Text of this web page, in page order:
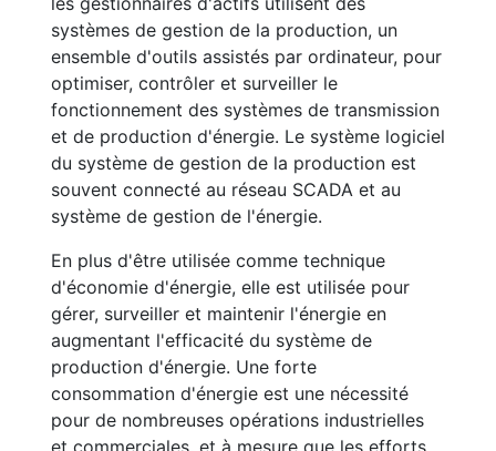
systèmes de gestion de la production, un
ensemble d'outils assistés par ordinateur, pour
optimiser, contrôler et surveiller le
fonctionnement des systèmes de transmission
et de production d'énergie. Le système logiciel
du système de gestion de la production est
souvent connecté au réseau SCADA et au
système de gestion de l'énergie.
En plus d'être utilisée comme technique
d'économie d'énergie, elle est utilisée pour
gérer, surveiller et maintenir l'énergie en
augmentant l'efficacité du système de
production d'énergie. Une forte
consommation d'énergie est une nécessité
pour de nombreuses opérations industrielles
et commerciales, et à mesure que les efforts